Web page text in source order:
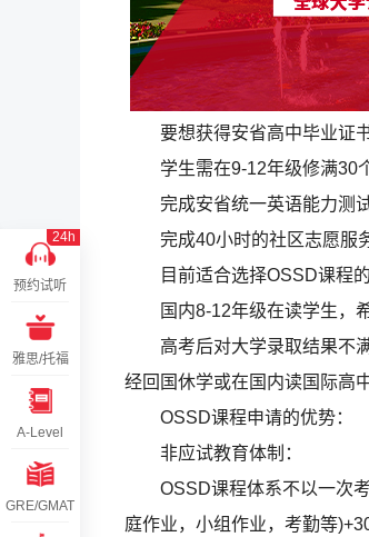
要想获得安省高中毕业证书
学生需在9-12年级修满30个
完成安省统一英语能力测
完成40小时的社区志愿服务
目前适合选择OSSD课程的
国内8-12年级在读学生，希
高考后对大学录取结果不满
经回国休学或在国内读国际高
OSSD课程申请的优势：
非应试教育体制：
OSSD课程体系不以一次考
庭作业，小组作业，考勤等
24h
预约试听
雅思/托福
A-Level
GRE/GMAT